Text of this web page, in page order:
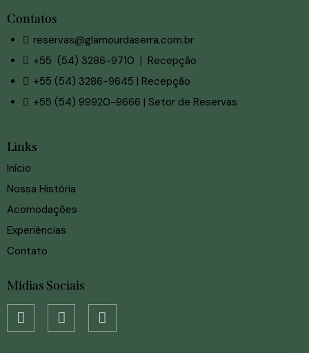
Contatos
reservas@glamourdaserra.com.br
+55 (54) 3286-9710 | Recepção
+55 (54) 3286-9645 | Recepção
+55 (54) 99920-9666 | Setor de Reservas
Links
Início
Nossa História
Acomodações
Experiências
Contato
Mídias Sociais